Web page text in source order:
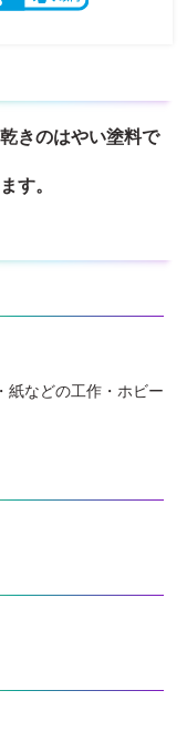
きのはやい塗料で
す。
紙などの工作・ホビー